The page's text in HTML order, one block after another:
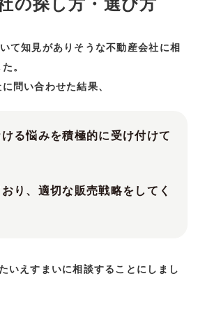
の探し方・選び方
て知見がありそうな不動産会社に相
。
問い合わせた結果、
る悩みを積極的に受け付けて
り、適切な販売戦略をしてく
いえすまいに相談することにしまし